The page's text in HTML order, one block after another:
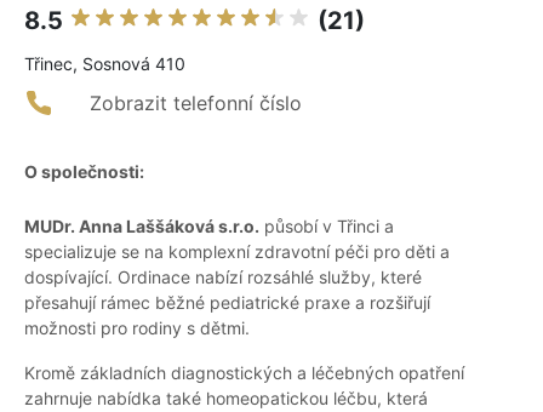
8.5 (21)
Třinec, Sosnová 410
Zobrazit telefonní číslo
O společnosti:
MUDr. Anna Laššáková s.r.o. působí v Třinci a
specializuje se na komplexní zdravotní péči pro děti a
dospívající. Ordinace nabízí rozsáhlé služby, které
přesahují rámec běžné pediatrické praxe a rozšiřují
možnosti pro rodiny s dětmi.
Kromě základních diagnostických a léčebných opatření
zahrnuje nabídka také homeopatickou léčbu, která